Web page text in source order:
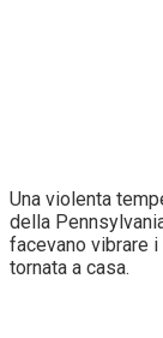
Una violenta
della
facevano vibrare
tornata a casa.